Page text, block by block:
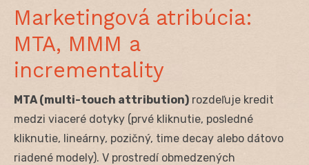
Marketingová atribúcia:
MTA, MMM a
incrementality
MTA (multi-touch attribution) rozdeľuje kredit
medzi viaceré dotyky (prvé kliknutie, posledné
kliknutie, lineárny, pozičný, time decay alebo dátovo
riadené modely). V prostredí obmedzených